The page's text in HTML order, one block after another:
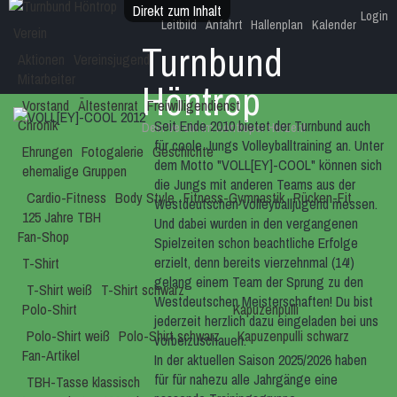
Direkt zum Inhalt Login
Leitbild Anfahrt Hallenplan Kalender
Turnbund
Höntrop
Dein Verein im Höntroper Herzen!
Vorstand Ältestenrat Freiwilligendienst
Chronik
Ehrungen Fotogalerie Geschichte
ehemalige Gruppen
Cardio-Fitness Body Style Fitness-Gymnastik Rücken-Fit
125 Jahre TBH
Fan-Shop
T-Shirt
T-Shirt weiß T-Shirt schwarz
Polo-Shirt
Polo-Shirt weiß Polo-Shirt schwarz
Kapuzenpulli
Kapuzenpulli schwarz
Fan-Artikel
TBH-Tasse klassisch
Seit Ende 2010 bietet der Turnbund auch
für coole Jungs Volleyballtraining an. Unter
dem Motto "VOLL[EY]-COOL" können sich
die Jungs mit anderen Teams aus der
Westdeutschen Volleyballjugend messen.
Und dabei wurden in den vergangenen
Spielzeiten schon beachtliche Erfolge
erzielt, denn bereits vierzehnmal (14!)
gelang einem Team der Sprung zu den
Westdeutschen Meisterschaften! Du bist
jederzeit herzlich dazu eingeladen bei uns
vorbeizuschauen.
In der aktuellen Saison 2025/2026 haben
für für nahezu alle Jahrgänge eine